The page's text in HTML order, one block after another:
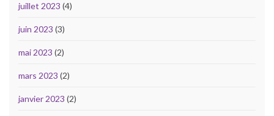
juillet 2023 (4)
juin 2023 (3)
mai 2023 (2)
mars 2023 (2)
janvier 2023 (2)